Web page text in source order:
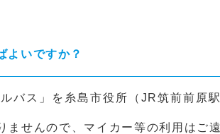
よいですか？
バス」を糸島市役所（JR筑前前原
ませんので、マイカー等の利用はご